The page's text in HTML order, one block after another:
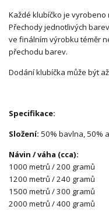
Každé klubíčko je vyrobeno
Přechody jednotlivých
ve finálním výrobku téměr
přechodu barev.
Dodání klubíčka může být
Specifikace:
Složení: 50% bavlna, 50%
Návin / váha (cca):
1000 metrů / 200 gramů
1200 metrů / 240 gramů
1500 metrů / 300 gramů
2000 metrů / 400 gramů